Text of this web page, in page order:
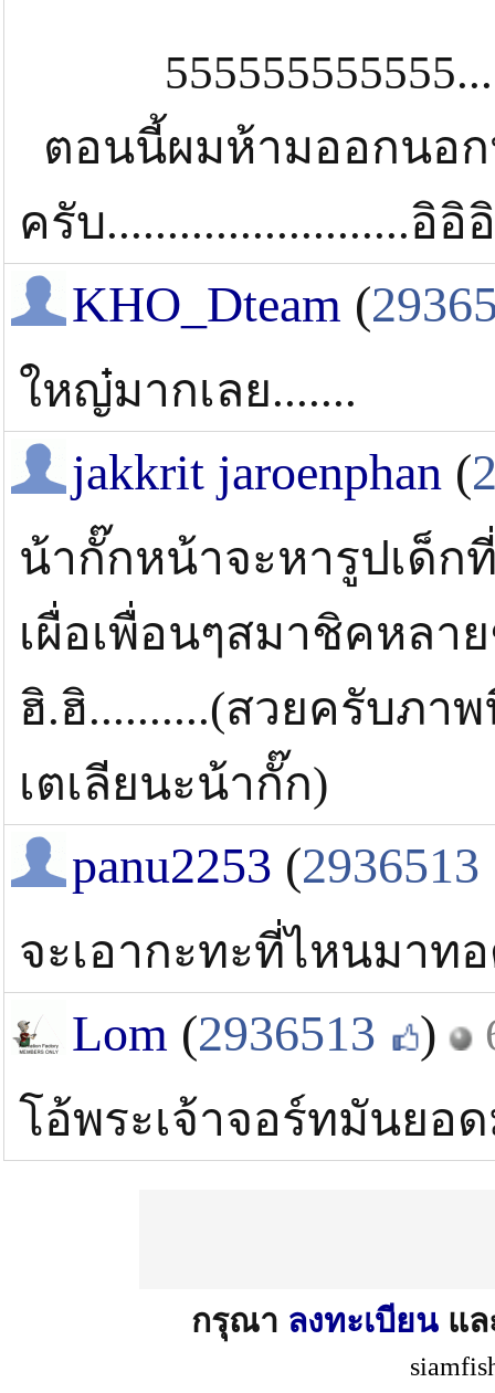
ตอนนี้ผมห้ามออกนอก
ครับ.........................อิอิ
KHO_Dteam (
ใหญ๋มากเลย.......
jakkrit jaroenphan (
น้ากั๊กหน้าจะหารูปเด็ก
เผื่อเพื่อนๆสมาชิคหลา
ฮิ.ฮิ..........(สวยครับภ
เตเลียนะน้ากั๊ก)
panu2253 (2936513
จะเอากะทะที่ไหนมาทอ
Lom (2936513 )
โอ้พระเจ้าจอร์ทมันยอ
กรุณา ลงทะเบียน แ